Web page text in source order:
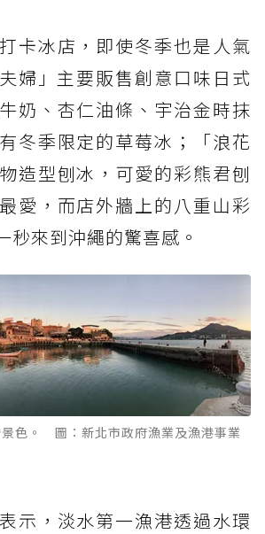
卡冰店，即使冬季也是人氣
婦」主要販售創意口味日式
奶、杏仁油條、宇治金時抹
冬季限定的草莓冰；「浪花
造型刨冰，可愛的彩熊君刨
愛，而店外牆上的八重山彩
秒來到沖繩的驚喜感。
色。 圖：新北市政府漁業及漁港事業
示，淡水第一漁港透過水環